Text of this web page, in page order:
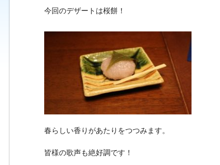
今回のデザートは桜餅！
春らしい香りがあたりをつつみます。
皆様の歌声も絶好調です！